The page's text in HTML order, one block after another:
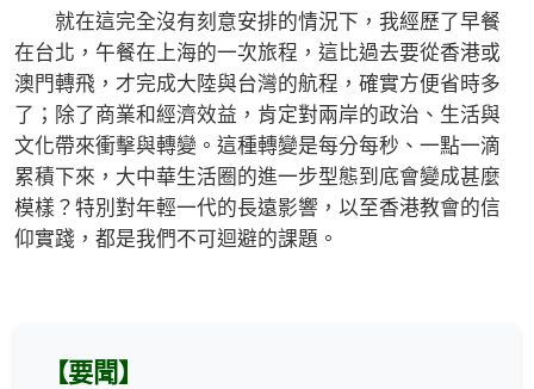
就在這完全沒有刻意安排的情況下，我經歷了早餐
在台北，午餐在上海的一次旅程，這比過去要從香港或
澳門轉飛，才完成大陸與台灣的航程，確實方便省時多
了；除了商業和經濟效益，肯定對兩岸的政治、生活與
文化帶來衝擊與轉變。這種轉變是每分每秒、一點一滴
累積下來，大中華生活圈的進一步型態到底會變成甚麼
模樣？特別對年輕一代的長遠影響，以至香港教會的信
仰實踐，都是我們不可迴避的課題。
【要聞】